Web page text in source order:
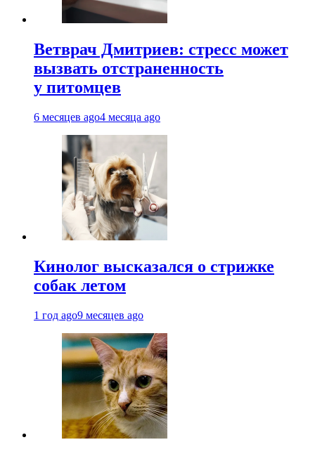
Ветврач Дмитриев: стресс может
вызвать отстраненность
у питомцев
6 месяцев ago4 месяца ago
Кинолог высказался о стрижке
собак летом
1 год ago9 месяцев ago